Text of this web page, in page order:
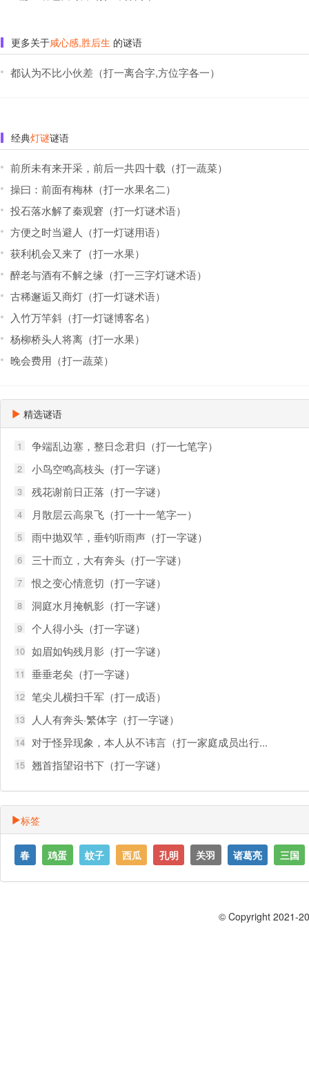
更多关于咸心感,胜后生 的谜语
都认为不比小伙差（打一离合字,方位字各一）
经典灯谜谜语
前所未有来开采，前后一共四十载（打一蔬菜）
操曰：前面有梅林（打一水果名二）
投石落水解了秦观窘（打一灯谜术语）
方便之时当避人（打一灯谜用语）
获利机会又来了（打一水果）
醉老与酒有不解之缘（打一三字灯谜术语）
古稀邂逅又商灯（打一灯谜术语）
入竹万竿斜（打一灯谜博客名）
杨柳桥头人将离（打一水果）
晚会费用（打一蔬菜）
精选谜语
1 争端乱边塞，整日念君归（打一七笔字）
2 小鸟空鸣高枝头（打一字谜）
3 残花谢前日正落（打一字谜）
4 月散层云高泉飞（打一十一笔字一）
5 雨中抛双竿，垂钓听雨声（打一字谜）
6 三十而立，大有奔头（打一字谜）
7 恨之变心情意切（打一字谜）
8 洞庭水月掩帆影（打一字谜）
9 个人得小头（打一字谜）
10 如眉如钩残月影（打一字谜）
11 垂垂老矣（打一字谜）
12 笔尖儿横扫千军（打一成语）
13 人人有奔头·繁体字（打一字谜）
14 对于怪异现象，本人从不讳言（打一家庭成员出行...
15 翘首指望诏书下（打一字谜）
标签
春 鸡蛋 蚊子 西瓜 孔明 关羽 诸葛亮 三国
© Copyright 2021-